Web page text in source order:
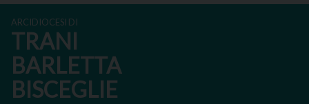
ARCIDIOCESI DI
TRANI
BARLETTA
BISCEGLIE